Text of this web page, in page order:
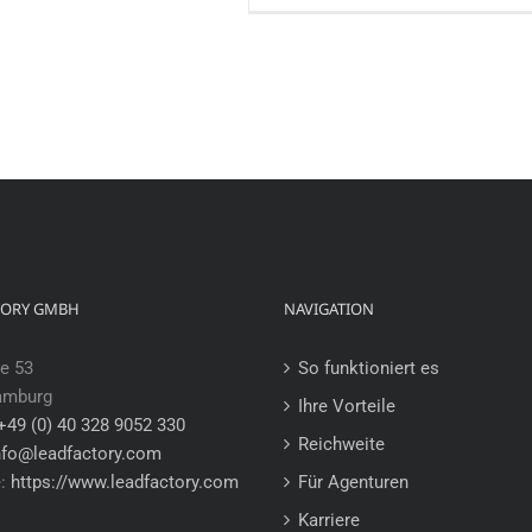
GMBH
53
(0) 40 328 9052 330
https://www.leadfactory.com
NAVIGATION
So funktioniert es
Ihre Vorteile
Reichweite
Für Agenturen
Karriere